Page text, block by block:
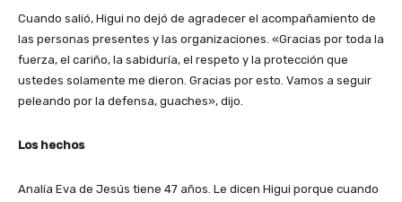
Cuando salió, Higui no dejó de agradecer el acompañamiento de
las personas presentes y las organizaciones. «Gracias por toda la
fuerza, el cariño, la sabiduría, el respeto y la protección que
ustedes solamente me dieron. Gracias por esto. Vamos a seguir
peleando por la defensa, guaches», dijo.
Los hechos
Analía Eva de Jesús tiene 47 años. Le dicen Higui porque cuando